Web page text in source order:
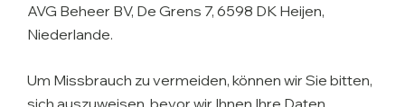
AVG Beheer BV, De Grens 7, 6598 DK Heijen,
Niederlande.
Um Missbrauch zu vermeiden, können wir Sie bitten,